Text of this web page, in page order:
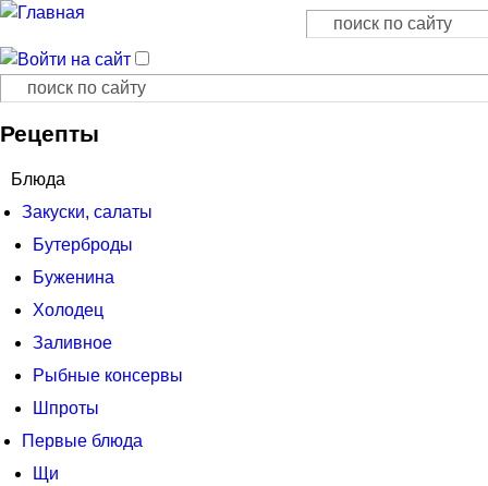
Форма поиска
Поиск
Форма поиска
Поиск
Рецепты
Блюда
Закуски, салаты
Бутерброды
Буженина
Холодец
Заливное
Рыбные консервы
Шпроты
Первые блюда
Щи